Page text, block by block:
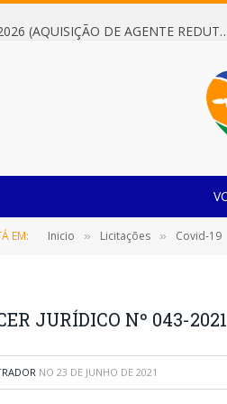
Dispensa de Licitação 078/2026 (AQUISIÇÃO DE AGENTE REDUTOR LÍQUIDO AUTOMOTIVO – ARLA 32,
EM: Inicio » Licitações » Covid-19
JURÍDICO Nº 043-
NO 23 DE JUNHO DE 2021